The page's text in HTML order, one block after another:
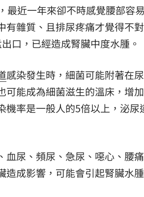
最近一年來卻不時感覺腰部容
雜質、且排尿疼痛才覺得不
口，已經造成腎臟中度水腫。
感染發生時，細菌可能附著在
能成為細菌滋生的溫床，增
率是一般人的5倍以上，泌尿
尿、頻尿、急尿、噁心、腰
成影響，可能會引起腎臟水